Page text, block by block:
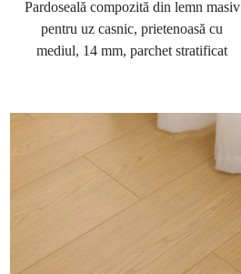
Pardoseală compozită din lemn masiv
pentru uz casnic, prietenoasă cu
mediul, 14 mm, parchet stratificat